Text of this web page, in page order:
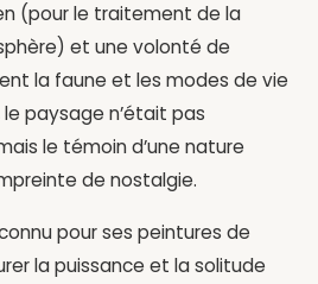
(pour le traitement de la
et une volonté de
la faune et les modes de vie
le paysage n’était pas
le témoin d’une nature
de nostalgie.
pour ses peintures de
la puissance et la solitude